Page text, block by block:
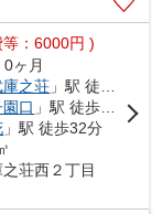
：6000円 )
0ヶ月
庫之荘 」駅 徒歩7分
口 」駅 徒歩29分
」駅 徒歩32分
荘西２丁目